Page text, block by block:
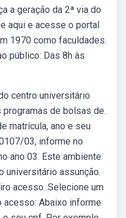
a geração da 2ª via do
aqui e acesse o portal
1970 como faculdades.
público: Das 8h às
centro universitário
de bolsas de.
matrícula, ano e seu
03, informe no
ano 03. Este ambiente
universitário assunção.
acesso. Selecione um
Abaixo informe